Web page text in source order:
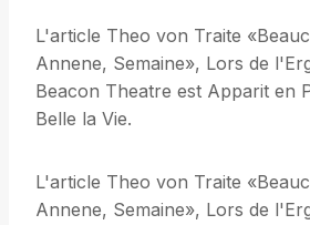
L'article Theo von Traite
Annene, Semaine», Lors de
Beacon Theatre est Apparit en
Belle la Vie.
L'article Theo von Traite
Annene, Semaine», Lors de